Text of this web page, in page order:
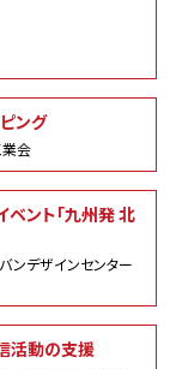
ング
業会
ベント「九州発 北
ンデザインセンター
活動の支援